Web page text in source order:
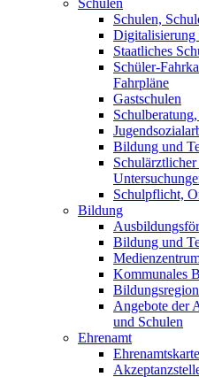
Schulen,
Digitalisierung
Staatliches
Schüler-
Fahrpläne
Gastschulen
Bildung und
Schulpflicht,
Bildung
Bildung und
Kommunales
Bildungsregion
Angebote der
und Schulen
Ehrenamt
Ehrenamtskarte